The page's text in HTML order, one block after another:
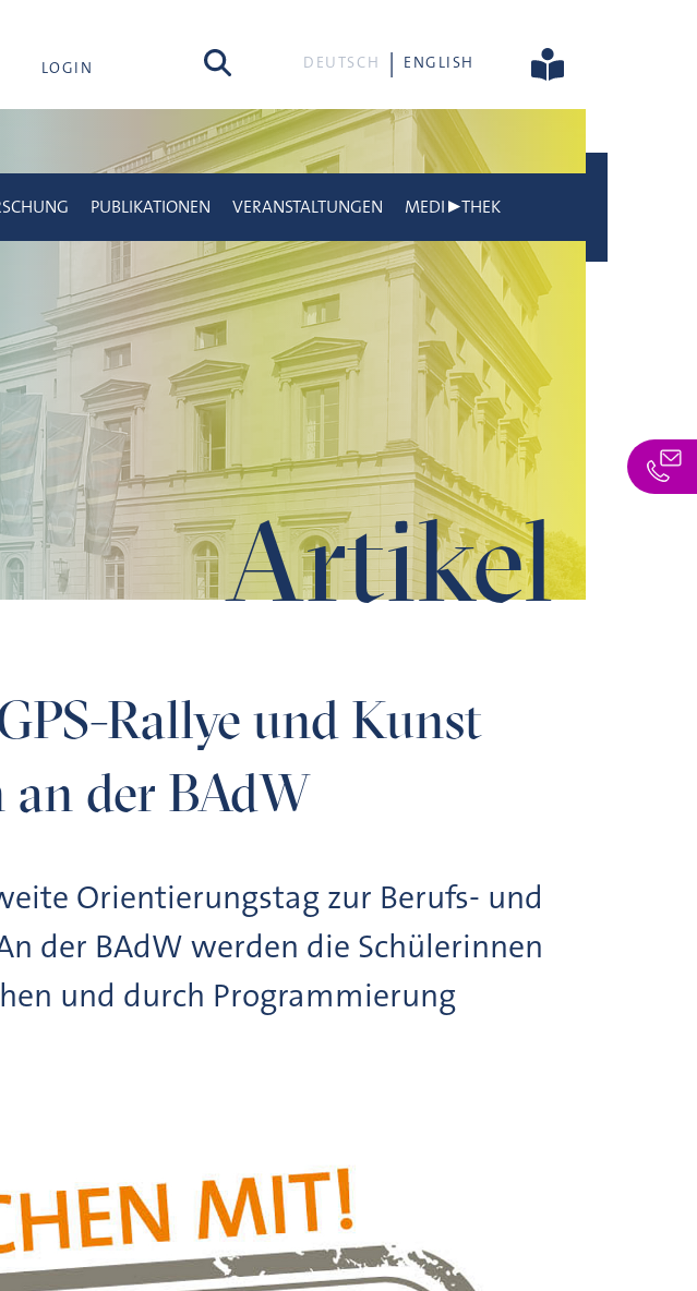
LOGIN Suche DEUTSCH ENGLISH
Artikel
PUBLIKATIONEN VERANSTALTUNGEN MEDI▶THEK
Rallye und Kunst
der BAdW
Orientierungstag zur Berufs- und
der BAdW werden die Schülerinnen
und durch Programmierung